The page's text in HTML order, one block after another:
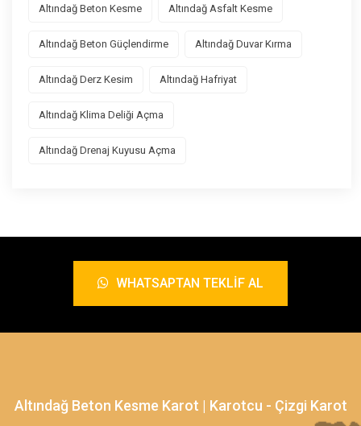
Altındağ Beton Kesme Altındağ Asfalt Kesme
Altındağ Beton Güçlendirme Altındağ Duvar Kırma
Altındağ Derz Kesim Altındağ Hafriyat
Altındağ Klima Deliği Açma
Altındağ Drenaj Kuyusu Açma
WHATSAPTAN TEKLIF AL
Altındağ Beton Kesme Karot | Karotcu - Çizgi Karot